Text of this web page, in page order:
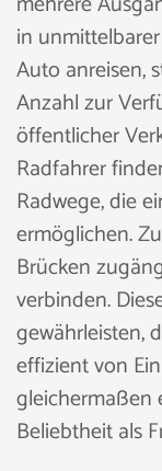
in
Auto anreisen,
Anzahl zur
öffentlicher
Radfahrer
Radwege, die
ermöglichen.
Brücken
verbinden.
gewährleisten,
effizient von
gleichermaßen
Beliebtheit als